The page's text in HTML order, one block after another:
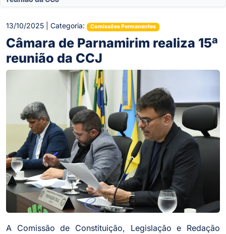
13/10/2025 | Categoria: Comissões Permanentes
Câmara de Parnamirim realiza 15ª
reunião da CCJ
A Comissão de Constituição, Legislação e Redação